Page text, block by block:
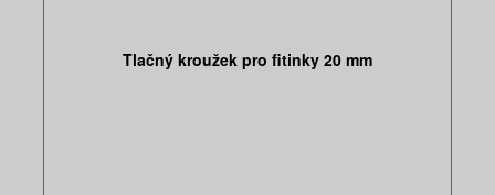
Tlačný kroužek pro fitinky 20 mm